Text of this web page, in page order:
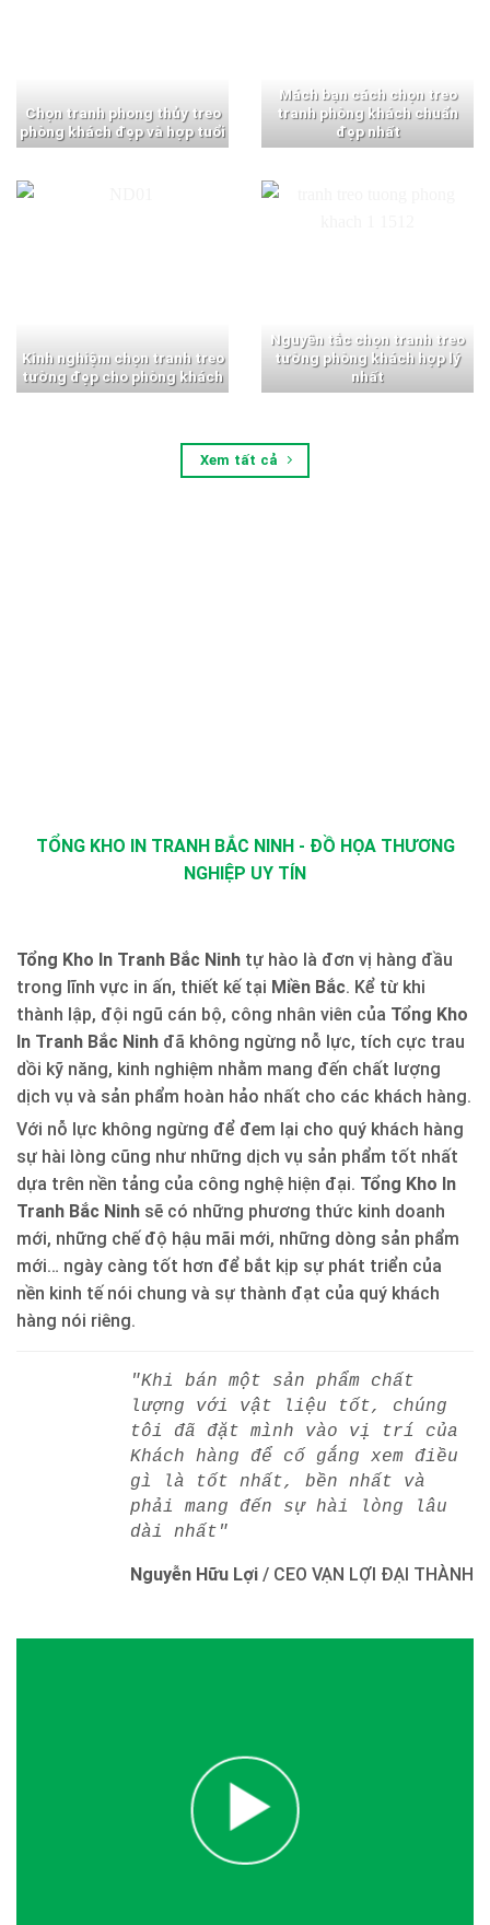
Chọn tranh phong thủy treo
phòng khách đẹp và hợp tuổi
Mách bạn cách chọn treo
tranh phòng khách chuẩn
đẹp nhất
Kinh nghiệm chọn tranh treo
tường đẹp cho phòng khách
Nguyên tắc chọn tranh treo
tường phòng khách hợp lý
nhất
Xem tất cả
TỔNG KHO IN TRANH BẮC NINH - ĐỒ HỌA THƯƠNG
NGHIỆP UY TÍN
Tổng Kho In Tranh Bắc Ninh tự hào là đơn vị hàng đầu
trong lĩnh vực in ấn, thiết kế tại Miền Bắc. Kể từ khi
thành lập, đội ngũ cán bộ, công nhân viên của Tổng Kho
In Tranh Bắc Ninh đã không ngừng nỗ lực, tích cực trau
dồi kỹ năng, kinh nghiệm nhằm mang đến chất lượng
dịch vụ và sản phẩm hoàn hảo nhất cho các khách hàng.
Với nỗ lực không ngừng để đem lại cho quý khách hàng
sự hài lòng cũng như những dịch vụ sản phẩm tốt nhất
dựa trên nền tảng của công nghệ hiện đại. Tổng Kho In
Tranh Bắc Ninh sẽ có những phương thức kinh doanh
mới, những chế độ hậu mãi mới, những dòng sản phẩm
mới… ngày càng tốt hơn để bắt kịp sự phát triển của
nền kinh tế nói chung và sự thành đạt của quý khách
hàng nói riêng.
"Khi bán một sản phẩm chất
lượng với vật liệu tốt, chúng
tôi đã đặt mình vào vị trí của
Khách hàng để cố gắng xem điều
gì là tốt nhất, bền nhất và
phải mang đến sự hài lòng lâu
dài nhất"
Nguyễn Hữu Lợi / CEO VẠN LỢI ĐẠI THÀNH